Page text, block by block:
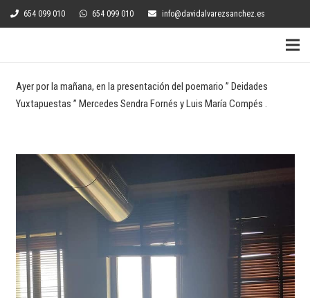
654 099 010 654 099 010 info@davidalvarezsanchez.es
Ayer por la mañana, en la presentación del poemario ” Deidades
Yuxtapuestas ” Mercedes Sendra Fornés y Luis María Compés .